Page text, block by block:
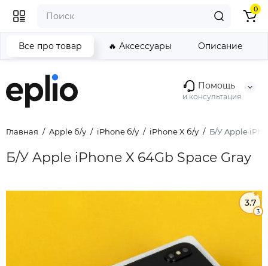
Помощь
и консультация
0
Главная Apple б/у iPhone б/у iPhone X б/у Б/У Apple
Б/У Apple iPhone X 64Gb Space Gray
Все про товар 🔥 Аксессуары Описание
3.7
3